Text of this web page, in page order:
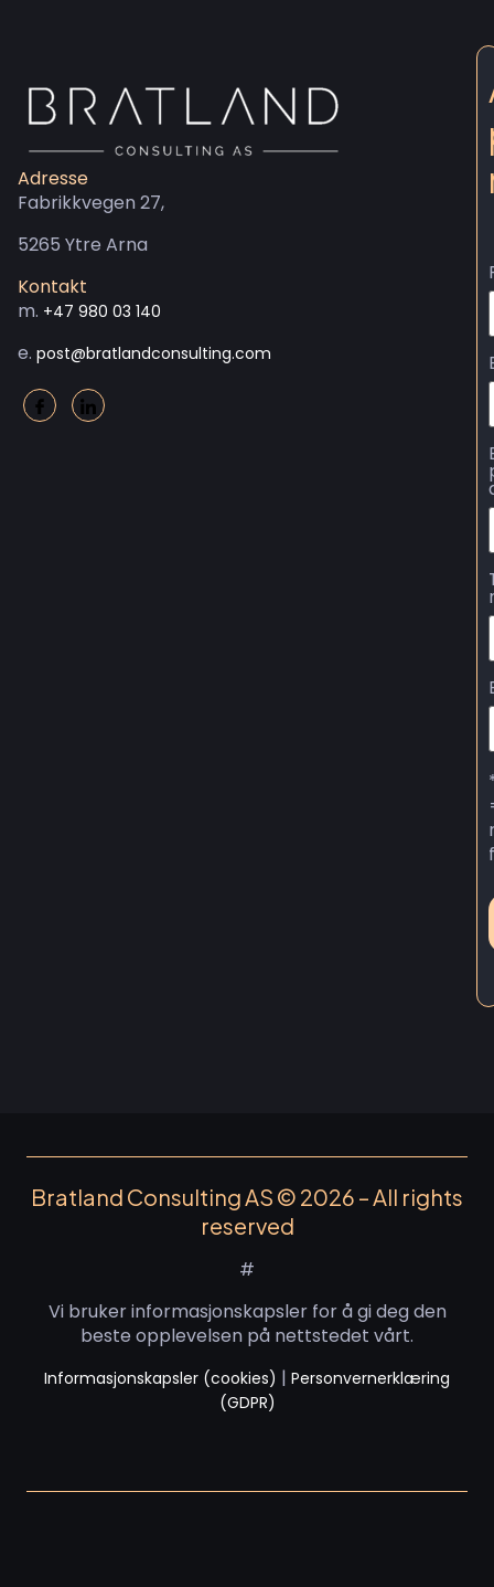
Adresse
Fabrikkvegen 27,
5265 Ytre Arna
Kontakt
m. +47 980 03 140
e. post@bratlandconsulting.com
Bratland Consulting AS © 2026 – All rights
reserved
#
Vi bruker informasjonskapsler for å gi deg den
beste opplevelsen på nettstedet vårt.
Informasjonskapsler (cookies) | Personvernerklæring
(GDPR)